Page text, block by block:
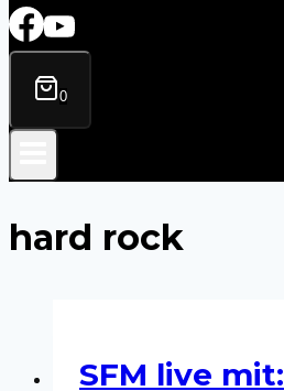
0
hard rock
SFM live mit: